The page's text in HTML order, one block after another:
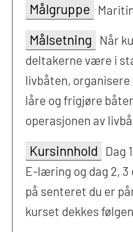
Målgruppe
Målsetning
Når
deltakerne være i
livbåten,
låre og frigjøre
operasjonen av
Kursinnhold
Dag
E-læring og dag 2, 3
på senteret du er
kurset dekkes